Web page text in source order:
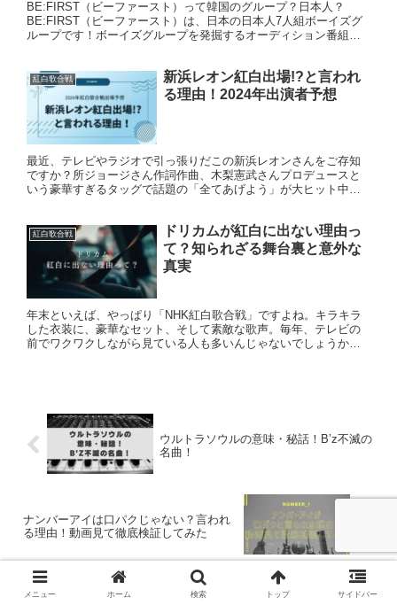
BE:FIRST（ビーファースト）って韓国のグループ？日本人？
BE:FIRST（ビーファースト）は、日本の日本人7人組ボーイズグ
ループです！ボーイズグループを発掘するオーディション番組
紅白歌合戦
新浜レオン紅白出場!?と言われ
る理由！2024年出演者予想
最近、テレビやラジオで引っ張りだこの新浜レオンさんをご存知
ですか？所ジョージさん作詞作曲、木梨憲武さんプロデュースと
いう豪華すぎるタッグで話題の「全てあげよう」が大ヒット中の
紅白歌合戦
ドリカムが紅白に出ない理由っ
て？知られざる舞台裏と意外な
真実
年末といえば、やっぱり「NHK紅白歌合戦」ですよね。キラキラ
した衣装に、豪華なセット、そして素敵な歌声。毎年、テレビの
前でワクワクしながら見ている人も多いんじゃないでしょうか。
ウルトラソウルの意味・秘話！B’z不滅の
名曲！
ナンバーアイは口パクじゃない？言われ
る理由！動画見て徹底検証してみた
ホーム J-POP yoasobi
メニュー ホーム 検索 トップ サイドバー